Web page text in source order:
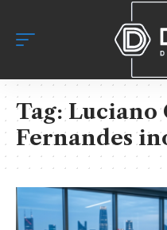
Tag:Luciano
Fernandes